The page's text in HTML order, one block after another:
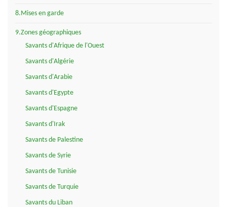
8.Mises en garde
9.Zones géographiques
Savants d'Afrique de l'Ouest
Savants d'Algérie
Savants d'Arabie
Savants d'Egypte
Savants d'Espagne
Savants d'Irak
Savants de Palestine
Savants de Syrie
Savants de Tunisie
Savants de Turquie
Savants du Liban